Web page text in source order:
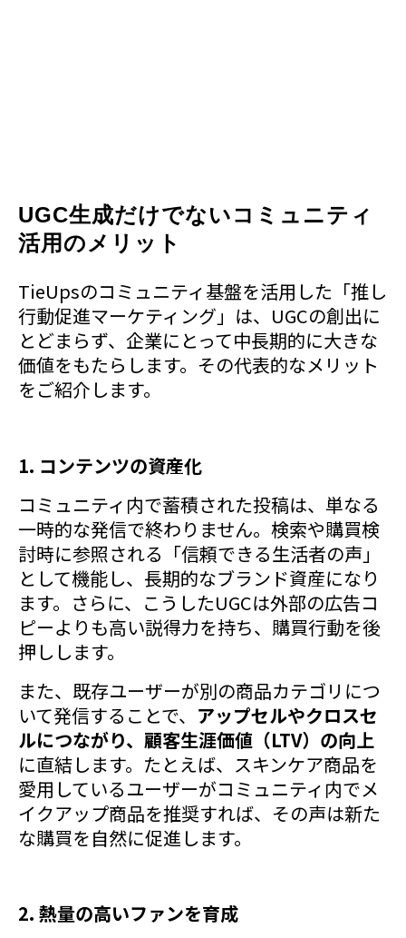
UGC生成だけでないコミュニティ
活用のメリット
TieUpsのコミュニティ基盤を活用した「推し
行動促進マーケティング」は、UGCの創出に
とどまらず、企業にとって中長期的に大きな
価値をもたらします。その代表的なメリット
をご紹介します。
1. コンテンツの資産化
コミュニティ内で蓄積された投稿は、単なる
一時的な発信で終わりません。検索や購買検
討時に参照される「信頼できる生活者の声」
として機能し、長期的なブランド資産になり
ます。さらに、こうしたUGCは外部の広告コ
ピーよりも高い説得力を持ち、購買行動を後
押しします。
また、既存ユーザーが別の商品カテゴリにつ
いて発信することで、 アップセルやクロスセ
ルにつながり、顧客生涯価値（LTV）の向上
に直結します。たとえば、スキンケア商品を
愛用しているユーザーがコミュニティ内でメ
イクアップ商品を推奨すれば、その声は新た
な購買を自然に促進します。
2. 熱量の高いファンを育成